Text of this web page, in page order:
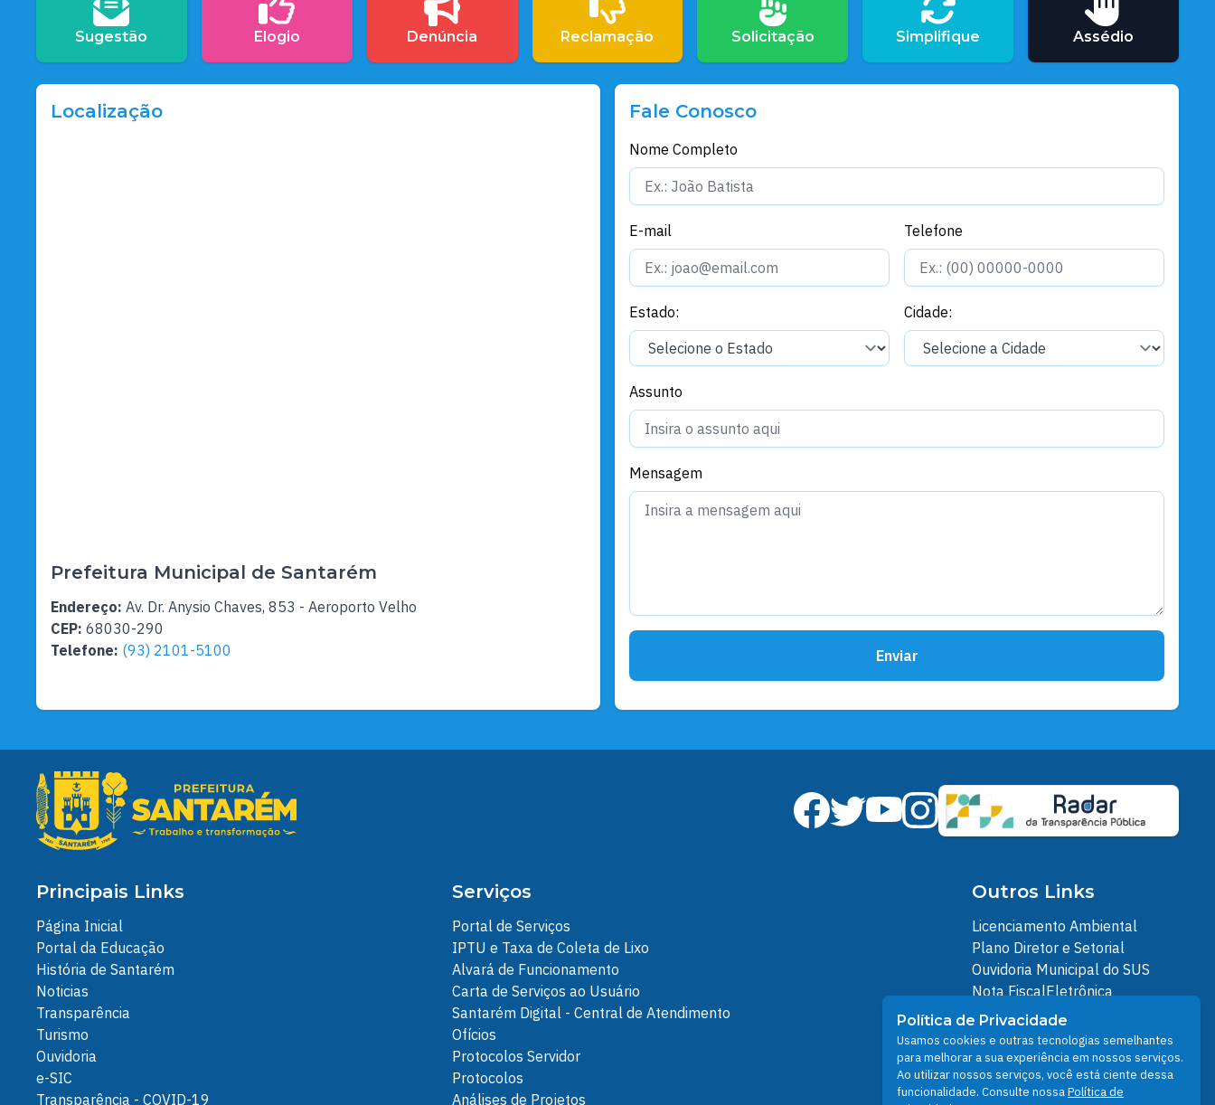
Sugestão Elogio Denúncia Reclamação Solicitação Simplifique Assédio
Localização
Prefeitura Municipal de Santarém
Endereço: Av. Dr. Anysio Chaves, 853 - Aeroporto Velho
CEP: 68030-290
Telefone: (93) 2101-5100
Fale Conosco
Nome Completo
E-mail Telefone
Estado: Cidade:
Assunto
Mensagem
Enviar
Principais Links
Página Inicial
Portal da Educação
História de Santarém
Noticias
Transparência
Turismo
Ouvidoria
e-SIC
Transparência - COVID-19
Serviços
Portal de Serviços
IPTU e Taxa de Coleta de Lixo
Alvará de Funcionamento
Carta de Serviços ao Usuário
Santarém Digital - Central de Atendimento
Ofícios
Protocolos Servidor
Protocolos
Análises de Projetos
Outros Links
Licenciamento Ambiental
Plano Diretor e Setorial
Ouvidoria Municipal do SUS
Nota FiscalEletrônica
IPTU
Junta Militar
Santarém Conectada
Política de Privacidade
People illustrations by Storyset
Política de Privacidade
Usamos cookies e outras tecnologias semelhantes
para melhorar a sua experiência em nossos serviços.
Ao utilizar nossos serviços, você está ciente dessa
funcionalidade. Consulte nossaPolítica de